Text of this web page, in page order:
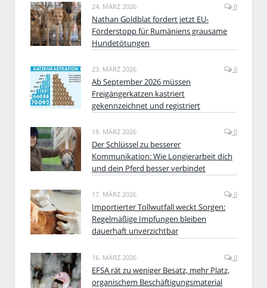
24. MÄRZ 2026 0
Nathan Goldblat fordert jetzt EU-
Förderstopp für Rumäniens grausame
Hundetötungen
23. MÄRZ 2026 0
Ab September 2026 müssen
Freigängerkatzen kastriert
gekennzeichnet und registriert
18. MÄRZ 2026 0
Der Schlüssel zu besserer
Kommunikation: Wie Longierarbeit dich
und dein Pferd besser verbindet
17. MÄRZ 2026 0
Importierter Tollwutfall weckt Sorgen:
Regelmäßige Impfungen bleiben
dauerhaft unverzichtbar
16. MÄRZ 2026 0
EFSA rät zu weniger Besatz, mehr Platz,
organischem Beschäftigungsmaterial